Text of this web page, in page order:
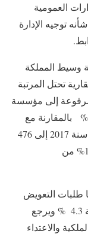
العمومية
توجيه الإدارة
وسيط المملكة
تحتل المرتبة
إلى مؤسسة
الوسيط ، حيث ارتفعت سنة 2018 بنسبة 17% بالمقارنة مع
السنة الفارطة إذ انتقلت من 407 شكاية في سنة 2017 إلى 476
شكاية هذه السنة وهذا العدد ما يمثل نسبته 17% من
طلبات التعويض
عن الاعتداء المادي ونزع الملكية ومثلت نسبة 4.3 % ويرجع
والاعتداء